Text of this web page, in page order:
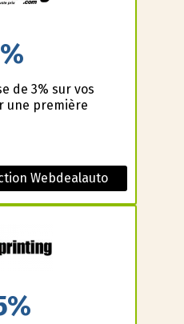
de 3% sur vos
une première
Webdealauto